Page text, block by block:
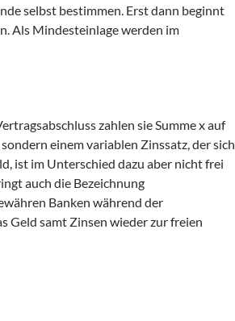
selbst bestimmen. Erst dann beginnt
Als Mindesteinlage werden im
zahlen sie Summe x auf
einem variablen Zinssatz, der sich
ist im Unterschied dazu aber nicht frei
auch die Bezeichnung
Banken während der
Geld samt Zinsen wieder zur freien